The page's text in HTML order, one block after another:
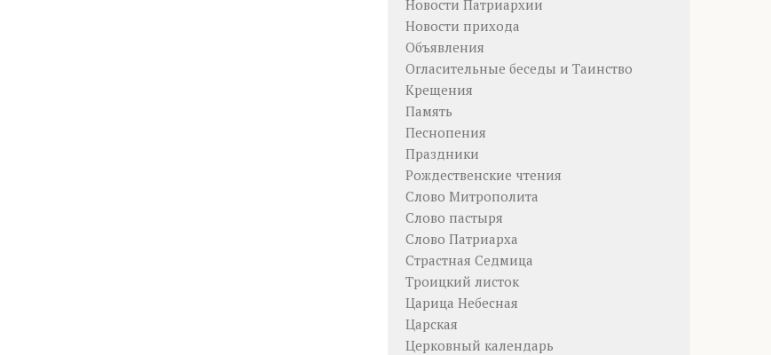
Новости Патриархии
Новости прихода
Объявления
Огласительные беседы и Таинство
Крещения
Память
Песнопения
Праздники
Рождественские чтения
Слово Митрополита
Слово пастыря
Слово Патриарха
Страстная Седмица
Троицкий листок
Царица Небесная
Царская
Церковный календарь